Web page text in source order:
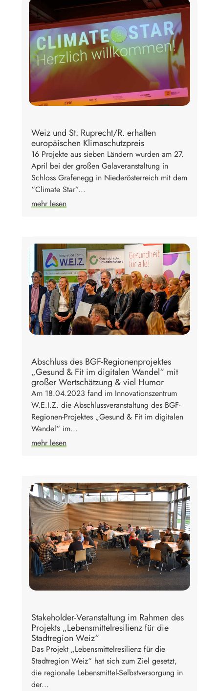
Weiz und St. Ruprecht/R. erhalten
europäischen Klimaschutzpreis
16 Projekte aus sieben Ländern wurden am 27.
April bei der großen Galaveranstaltung in
Schloss Grafenegg in Niederösterreich mit dem
“Climate Star”...
mehr lesen
Abschluss des BGF-Regionenprojektes
„Gesund & Fit im digitalen Wandel“ mit
großer Wertschätzung & viel Humor
Am 18.04.2023 fand im Innovationszentrum
W.E.I.Z. die Abschlussveranstaltung des BGF-
Regionen-Projektes „Gesund & Fit im digitalen
Wandel“ im...
mehr lesen
Stakeholder-Veranstaltung im Rahmen des
Projekts „Lebensmittelresilienz für die
Stadtregion Weiz“
Das Projekt „Lebensmittelresilienz für die
Stadtregion Weiz“ hat sich zum Ziel gesetzt,
die regionale Lebensmittel-Selbstversorgung in
der...